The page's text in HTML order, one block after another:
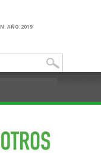
AÑO:2019